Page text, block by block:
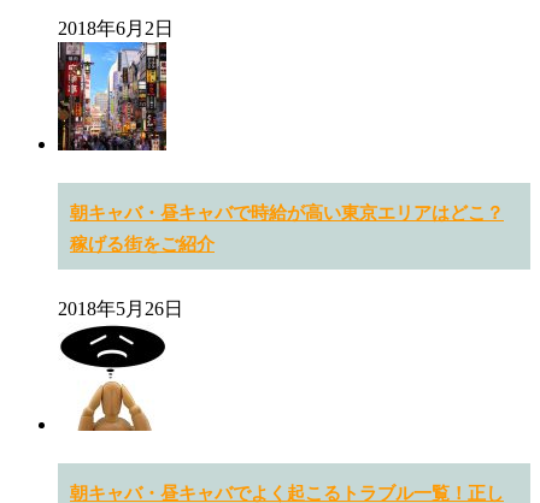
2018年6月2日
朝キャバ・昼キャバで時給が高い東京エリアはどこ？
稼げる街をご紹介
2018年5月26日
朝キャバ・昼キャバでよく起こるトラブル一覧！正し